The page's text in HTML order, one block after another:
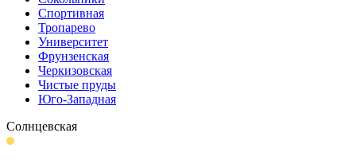
Спортивная
Тропарево
Университет
Фрунзенская
Черкизовская
Чистые пруды
Юго-Западная
Солнцевская